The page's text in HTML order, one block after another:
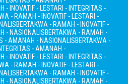
- INOVATIF - LESTARI - INTEGRITAS -
- RAMAH - INOVATIF - LESTARI -
BERTAKWA - RAMAH - INOVATIF -
- NASIONALISBERTAKWA - RAMAH -
- AMANAH - NASIONALISBERTAKWA -
- AMANAH -
- INOVATIF - LESTARI - INTEGRITAS -
- RAMAH - INOVATIF - LESTARI -
BERTAKWA - RAMAH - INOVATIF -
- NASIONALISBERTAKWA - RAMAH -